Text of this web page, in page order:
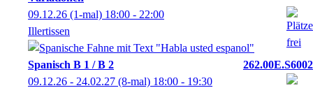
09.12.26 (1-mal) 18:00 - 22:00
Illertissen
Spanisch B 1 / B 2
262.00E.S6002
09.12.26 - 24.02.27 (8-mal) 18:00 - 19:30